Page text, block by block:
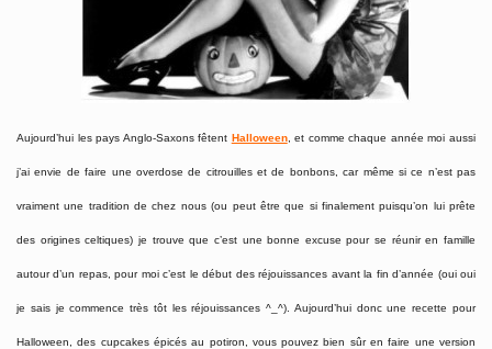
Aujourd’hui les pays Anglo-Saxons fêtent Halloween, et comme chaque année moi aussi
j’ai envie de faire une overdose de citrouilles et de bonbons, car même si ce n’est pas
vraiment une tradition de chez nous (ou peut être que si finalement puisqu’on lui prête
des origines celtiques) je trouve que c’est une bonne excuse pour se réunir en famille
autour d’un repas, pour moi c’est le début des réjouissances avant la fin d’année (oui oui
je sais je commence très tôt les réjouissances ^_^). Aujourd’hui donc une recette pour
Halloween, des cupcakes épicés au potiron, vous pouvez bien sûr en faire une version